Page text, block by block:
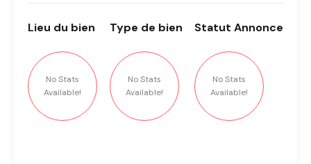
Lieu du bien
No Stats
Available!
Type de bien
No Stats
Available!
Statut Annonce
No Stats
Available!